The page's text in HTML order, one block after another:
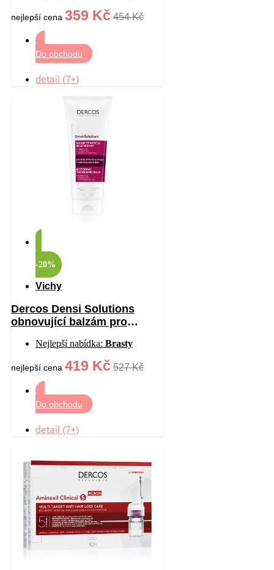
nejlepší cena 359 Kč 454 Kč
Do obchodu
detail (7+)
-20%
Vichy
Dercos Densi Solutions
obnovující balzám pro
Nejlepší nabídka: Brasty
nejlepší cena 419 Kč 527 Kč
Do obchodu
detail (7+)